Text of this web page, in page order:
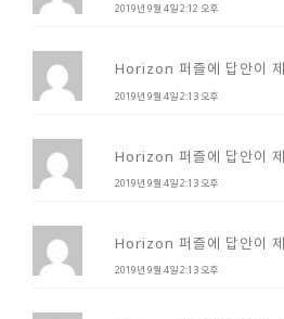
2019년 9월 4일 2:12 오후
2019년 9월 4일 2:13 오후
Horizon 퍼즐에 답안이
2019년 9월 4일 2:13 오후
Horizon 퍼즐에 답안이
2019년 9월 4일 2:13 오후
Horizon 퍼즐에 답안이